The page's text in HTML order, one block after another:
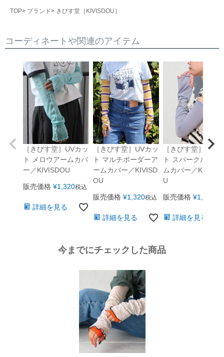
TOP ブランド きびす堂［KIVISDOU］
コーディネートや関連のアイテム
［きびす堂］UVカッ
ト メロウアームカバ
ー／KIVISDOU
販売価格 ¥1,320税込
詳細を見る
［きびす堂］UVカッ
ト マルチボーダーア
ームカバー／KIVISD
OU
販売価格 ¥1,320税込
詳細を見る
［きびす堂］UVカ
ト スパークル アー
ムカバー／
U
販売価格 ¥1,320
詳細を見る
今までにチェックした商品